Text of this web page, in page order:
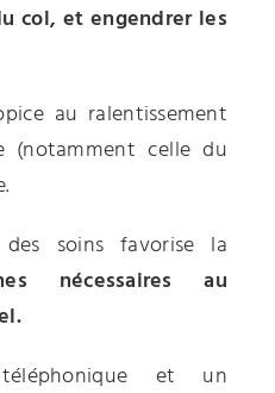
col, et engendrer les
au ralentissement
(notamment celle du
soins favorise la
nécessaires au
et un